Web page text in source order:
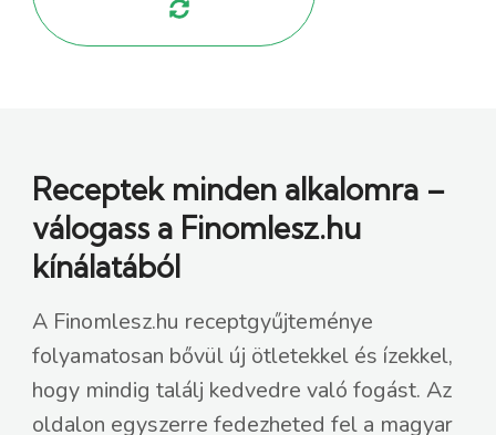
Receptek minden alkalomra –
válogass a Finomlesz.hu
kínálatából
A Finomlesz.hu receptgyűjteménye
folyamatosan bővül új ötletekkel és ízekkel,
hogy mindig találj kedvedre való fogást. Az
oldalon egyszerre fedezheted fel a magyar